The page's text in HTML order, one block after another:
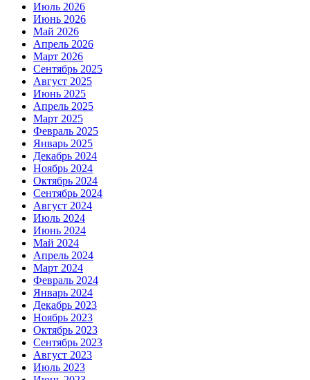
Июль 2026
Июнь 2026
Май 2026
Апрель 2026
Март 2026
Сентябрь 2025
Август 2025
Июнь 2025
Апрель 2025
Март 2025
Февраль 2025
Январь 2025
Декабрь 2024
Ноябрь 2024
Октябрь 2024
Сентябрь 2024
Август 2024
Июль 2024
Июнь 2024
Май 2024
Апрель 2024
Март 2024
Февраль 2024
Январь 2024
Декабрь 2023
Ноябрь 2023
Октябрь 2023
Сентябрь 2023
Август 2023
Июль 2023